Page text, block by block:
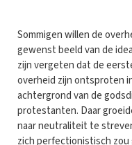
Sommigen willen de
gewenst beeld van de
zijn vergeten dat de
overheid zijn ontsproten
achtergrond van de
protestanten. Daar
naar neutraliteit te
zich perfectionistisch